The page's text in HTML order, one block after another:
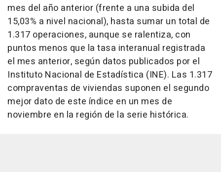
mes del año anterior (frente a una subida del
15,03% a nivel nacional), hasta sumar un total de
1.317 operaciones, aunque se ralentiza, con
puntos menos que la tasa interanual registrada
el mes anterior, según datos publicados por el
Instituto Nacional de Estadística (INE). Las 1.317
compraventas de viviendas suponen el segundo
mejor dato de este índice en un mes de
noviembre en la región de la serie histórica.